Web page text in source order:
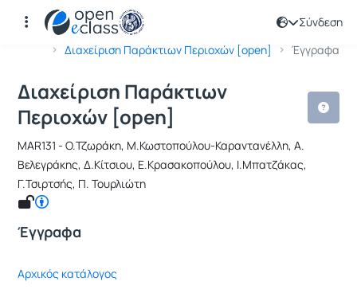
Σύνδεση
Αρχική Σελίδα
Διαχείριση Παράκτιων Περιοχών [open]
Έγγραφα
Μάθημα : Διαχείριση Παράκτιων
Κωδικός : MAR131
Διαχείριση Παράκτιων
Περιοχών [open]
MAR131 - Ο.Τζωράκη, Μ.Κωστοπούλου-Καραντανέλλη, Α.
Βελεγράκης, Δ.Κίτσιου, Ε.Κρασακοπούλου, Ι.Μπατζάκας,
Γ.Τσιρτσής, Π. Τουρλιώτη
Έγγραφα
Αρχικός κατάλογος